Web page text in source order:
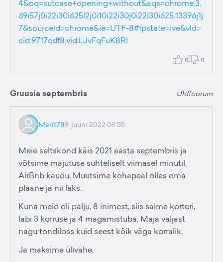
4&oq=sutcase+opening+without&aqs=chrome.3.
69i57j0i22i30i625l2j0i10i22i30j0i22i30i625.13396j1j
7&sourceid=chrome&ie=UTF-8#fpstate=ive&vld=
cid:9717cdf8,vid:LJvFqEuK8RI
0 0
Gruusia septembris Üldfoorum
Marit789. juuni 2022 09:55
Meie seltskond käis 2021 aasta septembris ja
võtsime majutuse suhteliselt viimasel minutil,
AirBnb kaudu. Muutsime kohapeal olles oma
plaane ja nii läks.
Kuna meid oli palju, 8 inimest, siis saime korteri,
läbi 3 korruse ja 4 magamistuba. Maja väljast
nagu tondiloss kuid seest kõik väga korralik.
Ja maksime ülivähe.